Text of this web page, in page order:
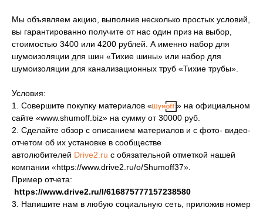
Мы объявляем акцию, выполнив несколько простых условий,
вы гарантированно получите от нас один приз на выбор,
стоимостью 3400 или 4200 рублей. А именно набор для
шумоизоляции для шин «Тихие шины» или набор для
шумоизоляции для канализационных труб «Тихие трубы».
Условия:
1. Совершите покупку материалов «
» на официальном
сайте «www.shumoff.biz» на сумму от 30000 руб.
2. Сделайте обзор с описанием материалов и с фото- видео-
отчетом об их установке в сообществе
автолюбителей Drive2.ru с обязательной отметкой нашей
компании «https://www.drive2.ru/o/Shumoff37».
Пример отчета:
https://www.drive2.ru/l/616875777157238580
3. Напишите нам в любую социальную сеть, приложив номер